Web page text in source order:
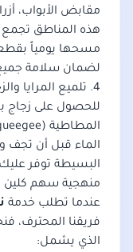
مقابض الأبواب،
هذه المناطق تجمع
مسحها يومياً
لضمان سلامة جميع
4. تلميع المرايا والزجاج (شور سكرين)
للحصول على زجاج
الماء قبل أن تجف
البسيطة توفر
منهجية سهم كلين
عندما تطلب خدمة
فريقنا المحترف،
الذي يشمل: